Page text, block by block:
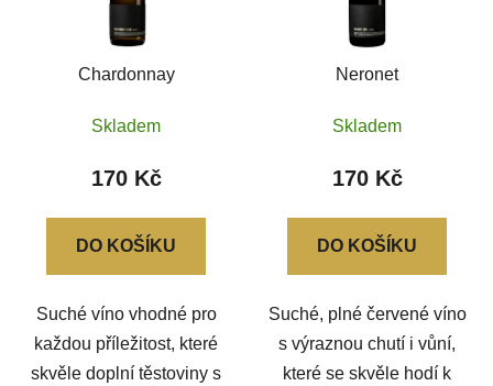
Chardonnay
Skladem
170 Kč
DO KOŠÍKU
Suché víno vhodné pro
každou příležitost, které
skvěle doplní těstoviny s
Neronet
Skladem
170 Kč
DO KOŠÍKU
Suché, plné červené víno
s výraznou chutí i vůní,
které se skvěle hodí k